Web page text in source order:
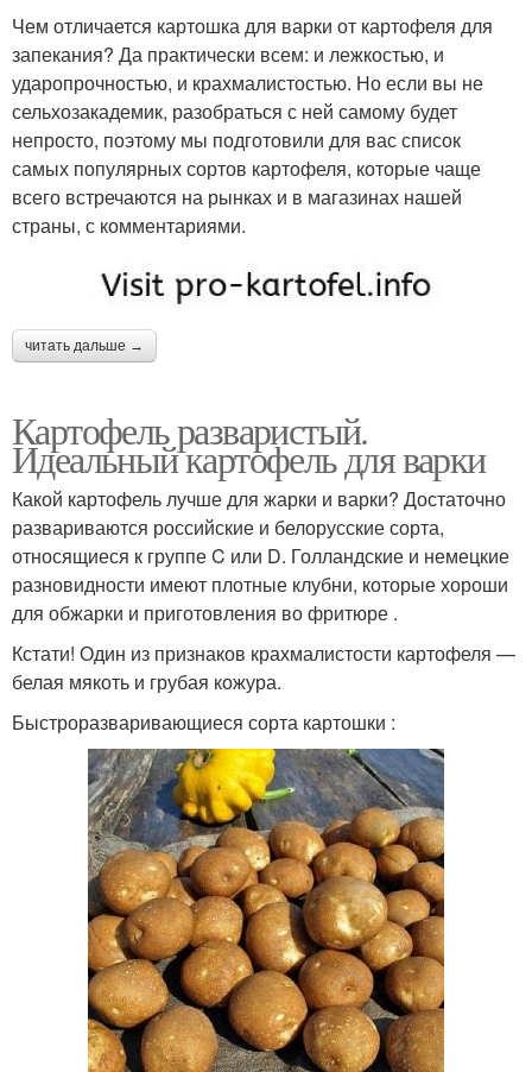
Чем отличается картошка для варки от картофеля для
запекания? Да практически всем: и лежкостью, и
ударопрочностью, и крахмалистостью. Но если вы не
сельхозакадемик, разобраться с ней самому будет
непросто, поэтому мы подготовили для вас список
самых популярных сортов картофеля, которые чаще
всего встречаются на рынках и в магазинах нашей
страны, с комментариями.
читать дальше →
Картофель разваристый.
Идеальный картофель для варки
Какой картофель лучше для жарки и варки? Достаточно
развариваются российские и белорусские сорта,
относящиеся к группе C или D. Голландские и немецкие
разновидности имеют плотные клубни, которые хороши
для обжарки и приготовления во фритюре .
Кстати! Один из признаков крахмалистости картофеля —
белая мякоть и грубая кожура.
Быстроразваривающиеся сорта картошки :